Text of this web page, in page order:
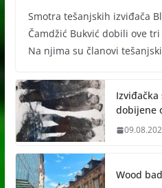
Smotra tešanjskih izviđača
Čamdžić Bukvić dobili ove
Na njima su članovi
dobijene
Wood